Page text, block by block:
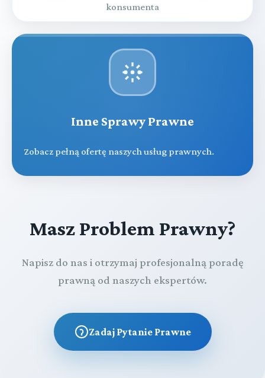
konsumenta
Inne Sprawy Prawne
Zobacz pełną ofertę naszych usług prawnych.
Masz Problem Prawny?
Napisz do nas i otrzymaj profesjonalną poradę
prawną od naszych ekspertów.
Zadaj Pytanie Prawne